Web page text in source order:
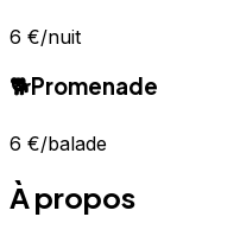
6 €/nuit
🐕Promenade
6 €/balade
À propos